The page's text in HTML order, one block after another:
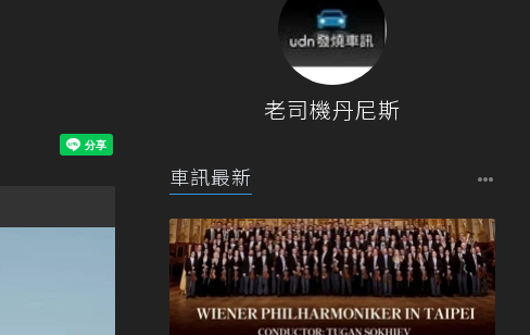
老司機丹尼斯
車訊最新